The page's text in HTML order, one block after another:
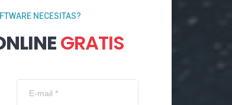
NECESITAS?
GRATIS